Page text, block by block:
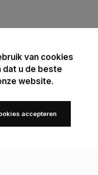
van cookies
dat u de beste
website.
accepteren